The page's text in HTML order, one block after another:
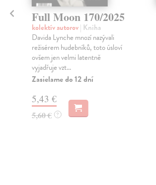
Full Moon 170/2025
kolektív autorov| Kniha
Davida Lynche mnozí nazývali
režisérem hudebníků, toto úsloví
ovšem jen velmi latentně
vyjadřuje vzt...
Zasielame do 12 dní
5,43 €
5,60 € ?